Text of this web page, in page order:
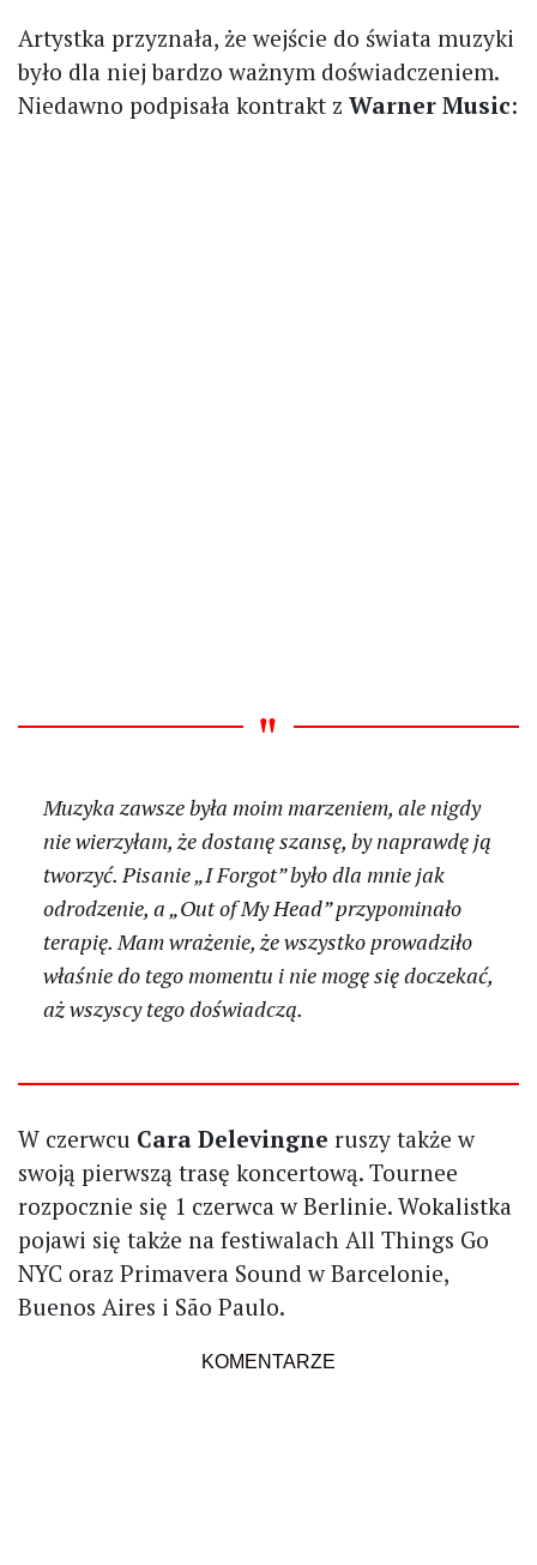
Artystka przyznała, że wejście do świata muzyki
było dla niej bardzo ważnym doświadczeniem.
Niedawno podpisała kontrakt z Warner Music:
Muzyka zawsze była moim marzeniem, ale nigdy
nie wierzyłam, że dostanę szansę, by naprawdę ją
tworzyć. Pisanie „I Forgot” było dla mnie jak
odrodzenie, a „Out of My Head” przypominało
terapię. Mam wrażenie, że wszystko prowadziło
właśnie do tego momentu i nie mogę się doczekać,
aż wszyscy tego doświadczą.
W czerwcu Cara Delevingne ruszy także w
swoją pierwszą trasę koncertową. Tournee
rozpocznie się 1 czerwca w Berlinie. Wokalistka
pojawi się także na festiwalach All Things Go
NYC oraz Primavera Sound w Barcelonie,
Buenos Aires i São Paulo.
KOMENTARZE